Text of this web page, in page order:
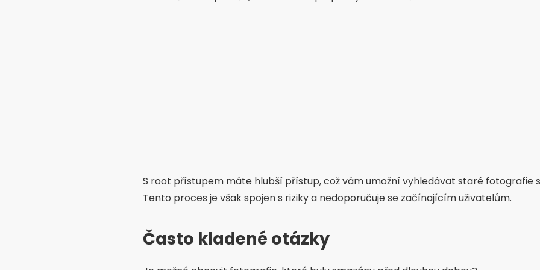
S root přístupem máte hlubší přístup, což vám umožní vyhledávat staré fotografie
Tento proces je však spojen s riziky a nedoporučuje se začínajícím uživatelům.
Často kladené otázky